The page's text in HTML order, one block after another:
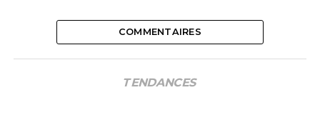
COMMENTAIRES
TENDANCES